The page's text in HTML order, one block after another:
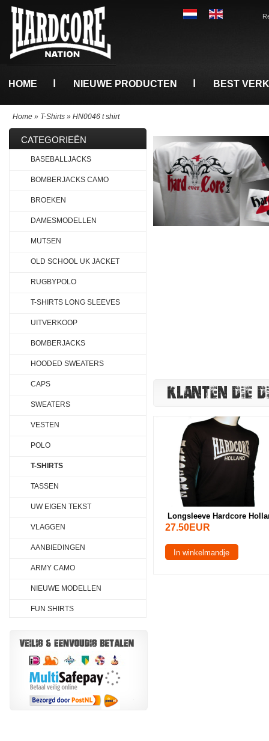
HOME NIEUWE PRODUCTEN BEST
Home » T-Shirts » HN0046 t shirt
KLANTEN DIE
Longsleeve Hardcore
27.50EUR
In winkelmandje
CATEGORIEËN
BASEBALLJACKS
BOMBERJACKS CAMO
BROEKEN
DAMESMODELLEN
MUTSEN
OLD SCHOOL UK JACKET
RUGBYPOLO
T-SHIRTS LONG SLEEVES
UITVERKOOP
BOMBERJACKS
HOODED SWEATERS
CAPS
SWEATERS
VESTEN
POLO
T-SHIRTS
TASSEN
UW EIGEN TEKST
VLAGGEN
AANBIEDINGEN
ARMY CAMO
NIEUWE MODELLEN
FUN SHIRTS